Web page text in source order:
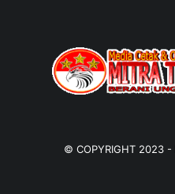
© COPYRIGHT 2023 -